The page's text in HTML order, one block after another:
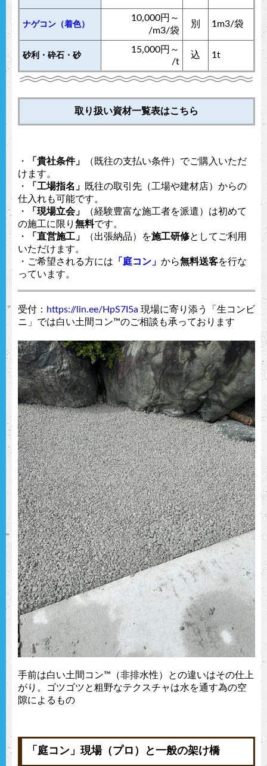
ナゲコン（着色）
10,000円～
/m3/袋
別 1m3/袋
砂利・砕石・砂
15,000円～
/t
込 1t
取り扱い資材一覧表はこちら
・ 「貴社条件」
（既往の支払い条件）でご購入いただ
けます。
・
「工場指名」
既往の取引先（工場や建材店）からの
仕入れも可能です。
・
「現場立会」
（経験豊富な施工者を派遣）は初めて
の施工に限り 無料です。
・
「直営施工」 （出張納品）を施工研修としてご利用
いただけます。
・ご希望される方には 「庭コン」 から無料送客を行な
っています。
受付： https://lin.ee/HpS7I5a 現場に寄り添う「生コンビ
ニ」では白い土間コン™︎のご相談も承っております
手前は白い土間コン™︎（非排水性）との違いはその仕上
がり。ゴツゴツと粗野なテクスチャは水を通す為の空
隙によるもの
「庭コン」現場（プロ）と一般の架け橋